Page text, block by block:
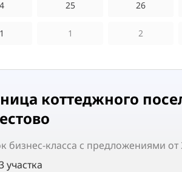
25 26
1 2
коттеджного
бизнес-класса с предложениями от
участка